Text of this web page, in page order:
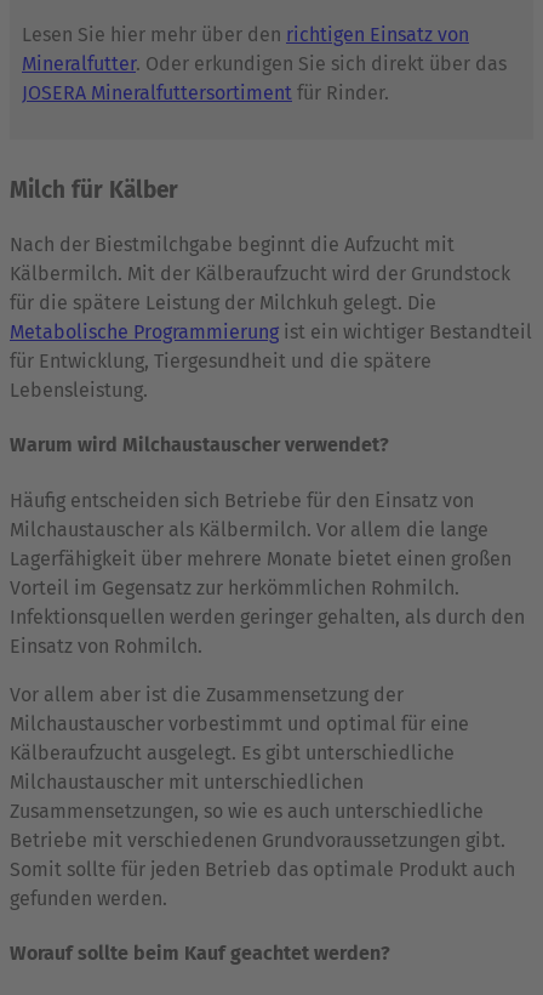
Lesen Sie hier mehr über den richtigen Einsatz von
Mineralfutter. Oder erkundigen Sie sich direkt über das
JOSERA Mineralfuttersortiment für Rinder.
Milch für Kälber
Nach der Biestmilchgabe beginnt die Aufzucht mit
Kälbermilch. Mit der Kälberaufzucht wird der Grundstock
für die spätere Leistung der Milchkuh gelegt. Die
Metabolische Programmierung ist ein wichtiger Bestandteil
für Entwicklung, Tiergesundheit und die spätere
Lebensleistung.
Warum wird Milchaustauscher verwendet?
Häufig entscheiden sich Betriebe für den Einsatz von
Milchaustauscher als Kälbermilch. Vor allem die lange
Lagerfähigkeit über mehrere Monate bietet einen großen
Vorteil im Gegensatz zur herkömmlichen Rohmilch.
Infektionsquellen werden geringer gehalten, als durch den
Einsatz von Rohmilch.
Vor allem aber ist die Zusammensetzung der
Milchaustauscher vorbestimmt und optimal für eine
Kälberaufzucht ausgelegt. Es gibt unterschiedliche
Milchaustauscher mit unterschiedlichen
Zusammensetzungen, so wie es auch unterschiedliche
Betriebe mit verschiedenen Grundvoraussetzungen gibt.
Somit sollte für jeden Betrieb das optimale Produkt auch
gefunden werden.
Worauf sollte beim Kauf geachtet werden?